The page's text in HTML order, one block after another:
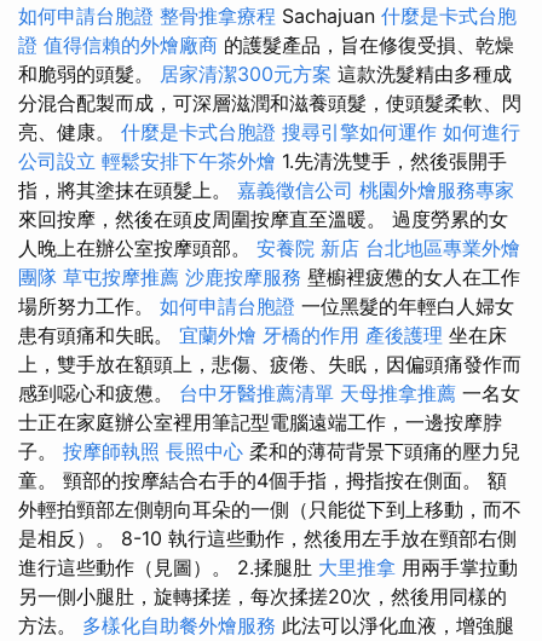
如何申請台胞證 整骨推拿療程 Sachajuan 什麼是卡式台胞
證 值得信賴的外燴廠商 的護髮產品，旨在修復受損、乾燥
和脆弱的頭髮。 居家清潔300元方案 這款洗髮精由多種成
分混合配製而成，可深層滋潤和滋養頭髮，使頭髮柔軟、閃
亮、健康。 什麼是卡式台胞證 搜尋引擎如何運作 如何進行
公司設立 輕鬆安排下午茶外燴 1.先清洗雙手，然後張開手
指，將其塗抹在頭髮上。 嘉義徵信公司 桃園外燴服務專家
來回按摩，然後在頭皮周圍按摩直至溫暖。 過度勞累的女
人晚上在辦公室按摩頭部。 安養院 新店 台北地區專業外燴
團隊 草屯按摩推薦 沙鹿按摩服務 壁櫥裡疲憊的女人在工作
場所努力工作。 如何申請台胞證 一位黑髮的年輕白人婦女
患有頭痛和失眠。 宜蘭外燴 牙橋的作用 產後護理 坐在床
上，雙手放在額頭上，悲傷、疲倦、失眠，因偏頭痛發作而
感到噁心和疲憊。 台中牙醫推薦清單 天母推拿推薦 一名女
士正在家庭辦公室裡用筆記型電腦遠端工作，一邊按摩脖
子。 按摩師執照 長照中心 柔和的薄荷背景下頭痛的壓力兒
童。 頸部的按摩結合右手的4個手指，拇指按在側面。 額
外輕拍頸部左側朝向耳朵的一側（只能從下到上移動，而不
是相反）。 8-10 執行這些動作，然後用左手放在頸部右側
進行這些動作（見圖）。 2.揉腿肚 大里推拿 用兩手掌拉動
另一側小腿肚，旋轉揉搓，每次揉搓20次，然後用同樣的
方法。 多樣化自助餐外燴服務 此法可以淨化血液，增強腿